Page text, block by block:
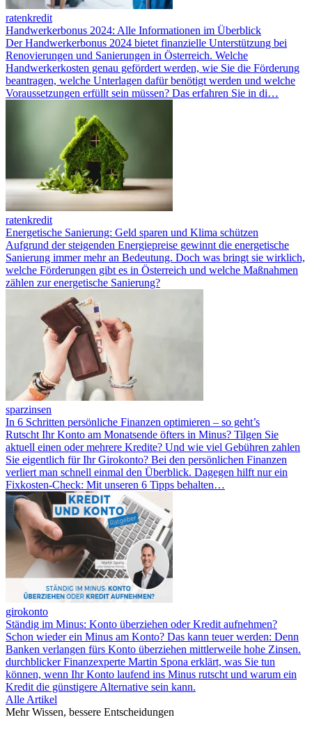
ratenkredit
Handwerkerbonus 2024: Alle Informationen im Überblick
Der Handwerkerbonus 2024 bietet finanzielle Unterstützung bei
Renovierungen und Sanierungen in Österreich. Welche
Handwerkerkosten genau gefördert werden, wie Sie die Förderung
beantragen, welche Unterlagen dafür benötigt werden und welche
Voraussetzungen erfüllt sein müssen? Das erfahren Sie in di…
ratenkredit
Energetische Sanierung: Geld sparen und Klima schützen
Aufgrund der steigenden Energiepreise gewinnt die energetische
Sanierung immer mehr an Bedeutung. Doch was bringt sie wirklich,
welche Förderungen gibt es in Österreich und welche Maßnahmen
zählen zur energetische Sanierung?
sparzinsen
In 6 Schritten persönliche Finanzen optimieren – so geht’s
Rutscht Ihr Konto am Monatsende öfters in Minus? Tilgen Sie
aktuell einen oder mehrere Kredite? Und wie viel Gebühren zahlen
Sie eigentlich für Ihr Girokonto? Bei den persönlichen Finanzen
verliert man schnell einmal den Überblick. Dagegen hilft nur ein
Fixkosten-Check: Mit unseren 6 Tipps behalten…
girokonto
Ständig im Minus: Konto überziehen oder Kredit aufnehmen?
Schon wieder ein Minus am Konto? Das kann teuer werden: Denn
Banken verlangen fürs Konto überziehen mittlerweile hohe Zinsen.
durchblicker Finanzexperte Martin Spona erklärt, was Sie tun
können, wenn Ihr Konto laufend ins Minus rutscht und warum ein
Kredit die günstigere Alternative sein kann.
Alle Artikel
Mehr Wissen, bessere Entscheidungen